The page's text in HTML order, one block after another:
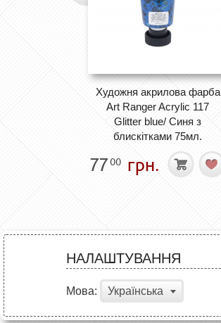
Художня акрилова фарба
Art Ranger Acrylic 117
Glitter blue/ Синя з
блискітками 75мл.
7700 грн.
НАЛАШТУВАННЯ
Мова: Українська